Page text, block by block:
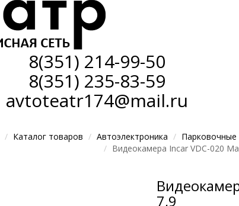
8(351) 214-99-50
8(351) 235-83-59
avtoteatr174@mail.ru
Каталог товаров Автоэлектроника Парковочные
Видеокамера Incar VDC-020
7,9